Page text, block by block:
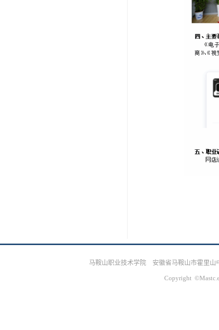
马鞍山职业技术学院 安徽省马鞍山市霍里山
Copyright